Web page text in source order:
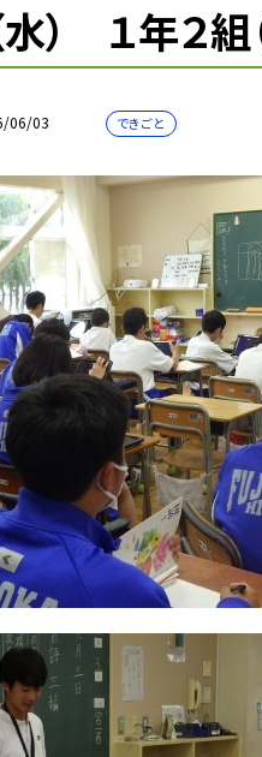
水） １年２組
06/03 できごと